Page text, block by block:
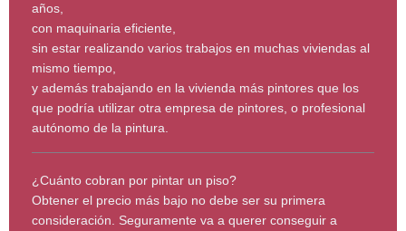
años,
con maquinaria eficiente,
sin estar realizando varios trabajos en muchas viviendas al
mismo tiempo,
y además trabajando en la vivienda más pintores que los
que podría utilizar otra empresa de pintores, o profesional
autónomo de la pintura.
¿Cuánto cobran por pintar un piso?
Obtener el precio más bajo no debe ser su primera
consideración. Seguramente va a querer conseguir a